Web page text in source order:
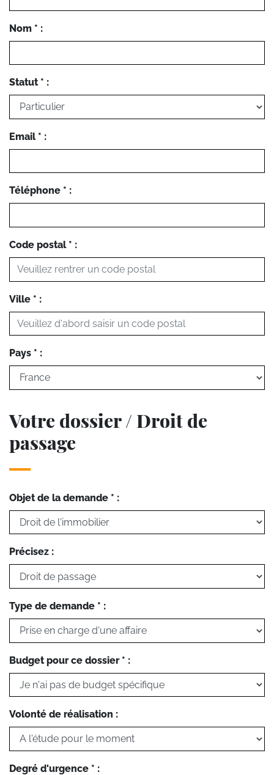
Nom * :
Statut * :
Email * :
Téléphone * :
Code postal * :
Ville * :
Pays * :
Votre dossier / Droit de
passage
Objet de la demande * :
Précisez :
Type de demande * :
Budget pour ce dossier * :
Volonté de réalisation :
Degré d'urgence * :